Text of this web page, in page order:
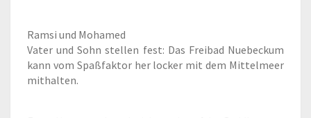
Ramsi und Mohamed
Vater und Sohn stellen fest: Das Freibad Nuebeckum
kann vom Spaßfaktor her locker mit dem Mittelmeer
mithalten.